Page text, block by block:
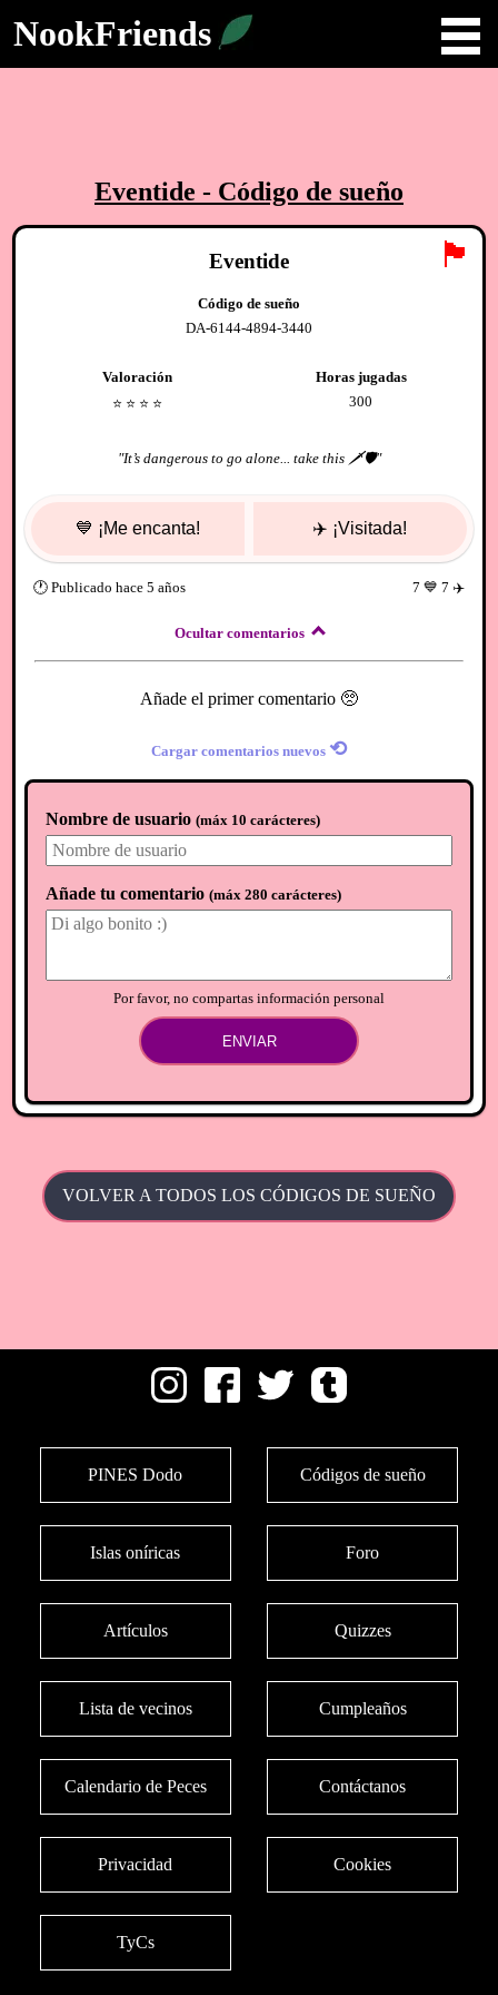
NookFriends
Eventide - Código de sueño
🏴
Eventide
Código de sueño
DA-6144-4894-3440
Valoración
⭐️ ⭐️ ⭐️ ⭐️
Horas jugadas
300
"It’s dangerous to go alone... take this 🗡🛡"
💙 ¡Me encanta! ✈️ ¡Visitada!
🕐Publicado hace 5 años 7 💙 7 ✈️
Ocultar comentarios
Añade el primer comentario 🥺
Cargar comentarios nuevos ⟲
Nombre de usuario (máx 10 carácteres)
Añade tu comentario (máx 280 carácteres)
Por favor, no compartas información personal
ENVIAR
VOLVER A TODOS LOS CÓDIGOS DE SUEÑO
PINES Dodo Códigos de sueño
Islas oníricas Foro
Artículos Quizzes
Lista de vecinos Cumpleaños
Calendario de Peces Contáctanos
Privacidad Cookies
TyCs